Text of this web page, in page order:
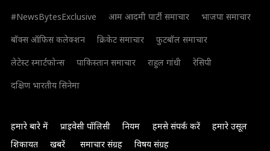
#NewsBytesExclusive
आम आदमी पार्टी समाचार
भाजपा समाचार
बॉक्स ऑफिस कलेक्शन
क्रिकेट समाचार
फुटबॉल समाचार
लेटेस्ट स्मार्टफोन्स
पाकिस्तान समाचार राहुल गांधी
रेसिपी
दक्षिण भारतीय सिनेमा
हमारे बारे में प्राइवेसी पॉलिसी नियम हमसे संपर्क करें
हमारे उसूल
शिकायत
खबरें समाचार संग्रह विषय संग्रह